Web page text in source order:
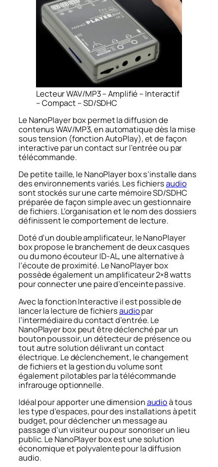
Lecteur WAV/MP3 – Amplifié – Interactif
– Compact – SD/SDHC
Le NanoPlayer box permet la diffusion de
contenus WAV/MP3, en automatique dès la mise
sous tension (fonction AutoPlay), et de façon
interactive par un contact sur l’entrée ou par
télécommande.
De petite taille, le NanoPlayer box s’installe dans
des environnements variés. Les fichiersaudio
sont stockés sur une carte mémoire SD/SDHC
préparée de façon simple avec un gestionnaire
de fichiers. L’organisation et le nom des dossiers
définissent le comportement de lecture.
Doté d’un double amplificateur, le NanoPlayer
box propose le branchement de deux casques
ou du mono écouteur ID-AL, une alternative à
l’écoute de proximité. Le NanoPlayer box
possède également un amplificateur 2×8 watts
pour connecter une paire d’enceinte passive.
Avec la fonction Interactive il est possible de
lancer la lecture de fichiersaudiopar
l’intermédiaire du contact d’entrée. Le
NanoPlayer box peut être déclenché par un
bouton poussoir, un détecteur de présence ou
tout autre solution délivrant un contact
électrique. Le déclenchement, le changement
de fichiers et la gestion du volume sont
également pilotables par la télécommande
infrarouge optionnelle.
Idéal pour apporter une dimensionaudioà tous
les type d’espaces, pour des installations à petit
budget, pour déclencher un message au
passage d’un visiteur ou pour sonoriser un lieu
public. Le NanoPlayer box est une solution
économique et polyvalente pour la diffusion
audio.